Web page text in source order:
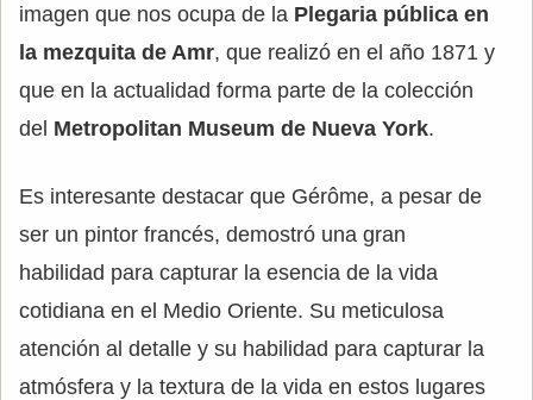
imagen que nos ocupa de la Plegaria pública en
la mezquita de Amr, que realizó en el año 1871 y
que en la actualidad forma parte de la colección
del Metropolitan Museum de Nueva York.
Es interesante destacar que Gérôme, a pesar de
ser un pintor francés, demostró una gran
habilidad para capturar la esencia de la vida
cotidiana en el Medio Oriente. Su meticulosa
atención al detalle y su habilidad para capturar la
atmósfera y la textura de la vida en estos lugares